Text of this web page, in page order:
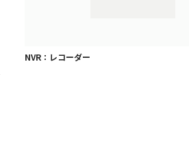
NVR：レコーダー